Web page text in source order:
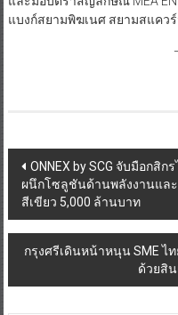
แบงก์สยามพิฆเนศ สยามสแควร์
Post
navigation
ONNEX by SCG จับมือกสิ
ผนึกโซลูชันด้านพลังงานและ
สีเขียว 5,000 ล้านบาท
กรุงศรีเดินหน้าหนุน SME ไ
ด้วยสิน